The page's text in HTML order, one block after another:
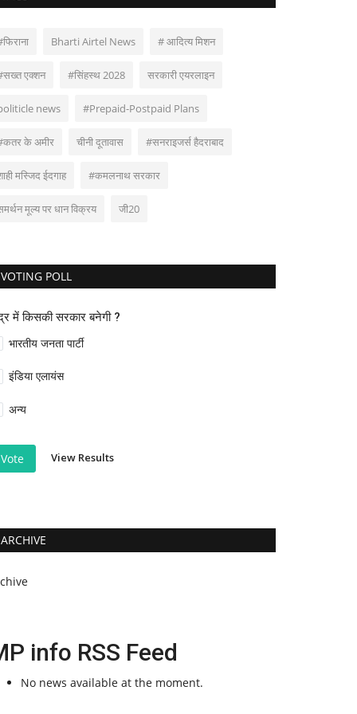
Bharti Airtel News # आदित्य मिशन
एक्शन #सिंहस्थ 2028 सरकारी एयरलाइन
news #Prepaid-Postpaid Plans
के अमीर चीनी दूतावास #सनराइजर्स हैदराबाद
मस्जिद ईदगाह #कमलनाथ सरकार
मूल्य पर धान विक्रय जी20
VOTING POLL
में किसकी सरकार बनेगी ?
भारतीय जनता पार्टी
इंडिया एलायंस
अन्य
Vote View Results
ARCHIVE
info RSS Feed
No news available at the moment.